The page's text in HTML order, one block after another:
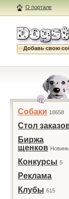
О портале
Добавь свою
Собаки 18658
Стол
Биржа
щенков
Конкурсы 5
Реклама
Клубы 615